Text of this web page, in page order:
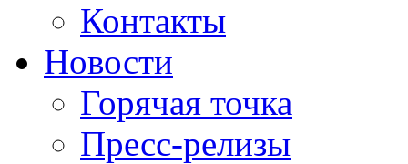
Контакты
Новости
Горячая точка
Пресс-релизы